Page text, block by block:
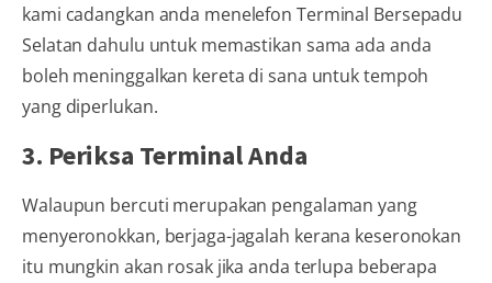
kami cadangkan anda menelefon Terminal Bersepadu
Selatan dahulu untuk memastikan sama ada anda
boleh meninggalkan kereta di sana untuk tempoh
yang diperlukan.
3. Periksa Terminal Anda
Walaupun bercuti merupakan pengalaman yang
menyeronokkan, berjaga-jagalah kerana keseronokan
itu mungkin akan rosak jika anda terlupa beberapa